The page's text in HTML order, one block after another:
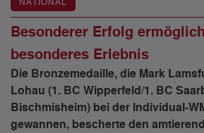
NATIONAL
Besonderer Erfolg
besonderes Erlebnis
Die Bronzemedaille, die Mark
Lohau (1. BC Wipperfeld/1. BC
Bischmisheim) bei der Individual-
gewannen, bescherte den